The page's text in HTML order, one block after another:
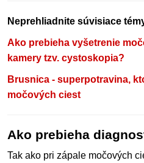
Neprehliadnite súvisiace
Ako prebieha vyšetrenie
kamery tzv. cystoskopia?
Brusnica - superpotravina,
močových ciest
Ako prebieha
Tak ako pri zápale močových